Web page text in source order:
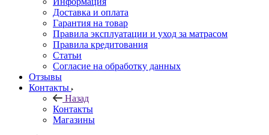
Доставка и оплата
Гарантия на товар
Правила эксплуатации и уход за матрасом
Правила кредитования
Статьи
Согласие на обработку данных
Отзывы
Контакты
Назад
Контакты
Магазины